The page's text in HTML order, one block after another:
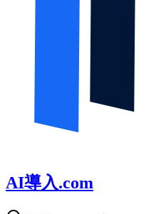
AI導入.com